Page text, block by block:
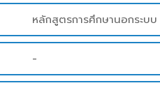
หลักสูตรการศึกษานอกระบ
-